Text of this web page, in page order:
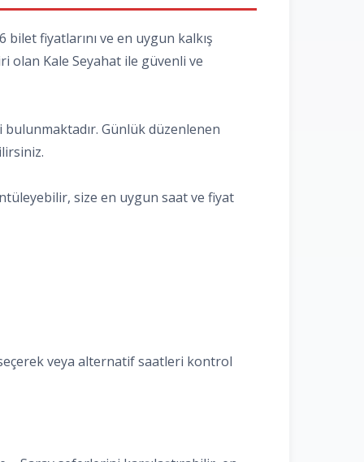
fiyatlarını ve en uygun kalkış
olan Kale Seyahat ile güvenli ve
bulunmaktadır. Günlük düzenlenen
size en uygun saat ve fiyat
veya alternatif saatleri kontrol